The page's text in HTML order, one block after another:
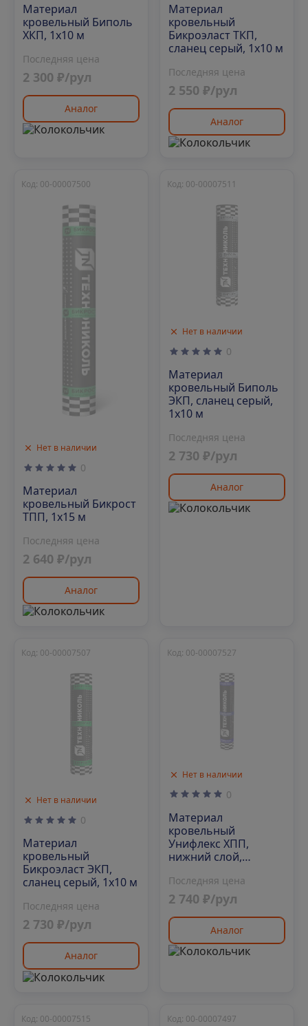
Материал
кровельный Биполь
ХКП, 1х10 м
Последняя цена
2 300 ₽/рул
Аналог
Материал
кровельный
Бикроэласт ТКП,
сланец серый, 1х10 м
Последняя цена
2 550 ₽/рул
Аналог
Нет в наличии
Код: 00-00007500
0
Материал
кровельный Бикрост
ТПП, 1х15 м
Последняя цена
2 640 ₽/рул
Аналог
Нет в наличии
Код: 00-00007511
0
Материал
кровельный Биполь
ЭКП, сланец серый,
1х10 м
Последняя цена
2 730 ₽/рул
Аналог
Нет в наличии
Код: 00-00007507
0
Материал
кровельный
Бикроэласт ЭКП,
сланец серый, 1х10 м
Последняя цена
2 730 ₽/рул
Аналог
Нет в наличии
Код: 00-00007527
0
Материал
кровельный
Унифлекс ХПП,
нижний слой,
Последняя цена
2 740 ₽/рул
Аналог
Код: 00-00007515 Код: 00-00007497